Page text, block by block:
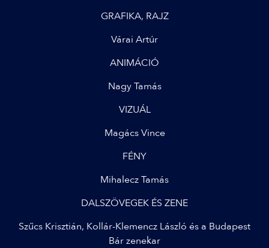
GRAFIKA, RAJZ
Várai Artúr
ANIMÁCIÓ
Nagy Tamás
VIZUÁL
Magács Vince
FÉNY
Mihalecz Tamás
DALSZÖVEGEK ÉS ZENE
Szűcs Krisztián, Kollár-Klemencz László és a Budapest
Bár zenekar